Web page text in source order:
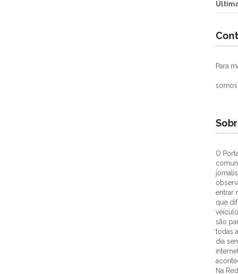
Para
O
entrar
que
são
todas
dia
Na